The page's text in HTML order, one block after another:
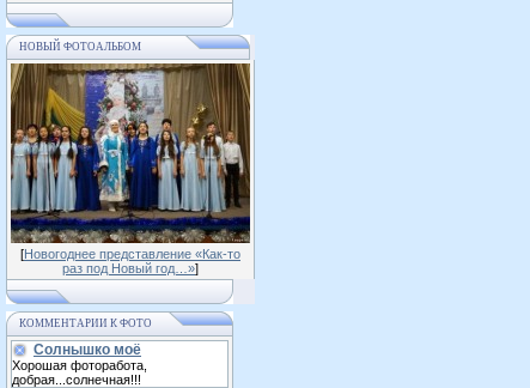
НОВЫЙ ФОТОАЛЬБОМ
[Новогоднее представление «Как-то
раз под Новый год…»]
КОММЕНТАРИИ К ФОТО
Солнышко моё
Хорошая фоторабота,
добрая...солнечная!!!